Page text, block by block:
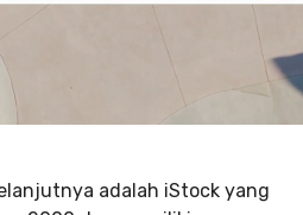
adalah iStock yang